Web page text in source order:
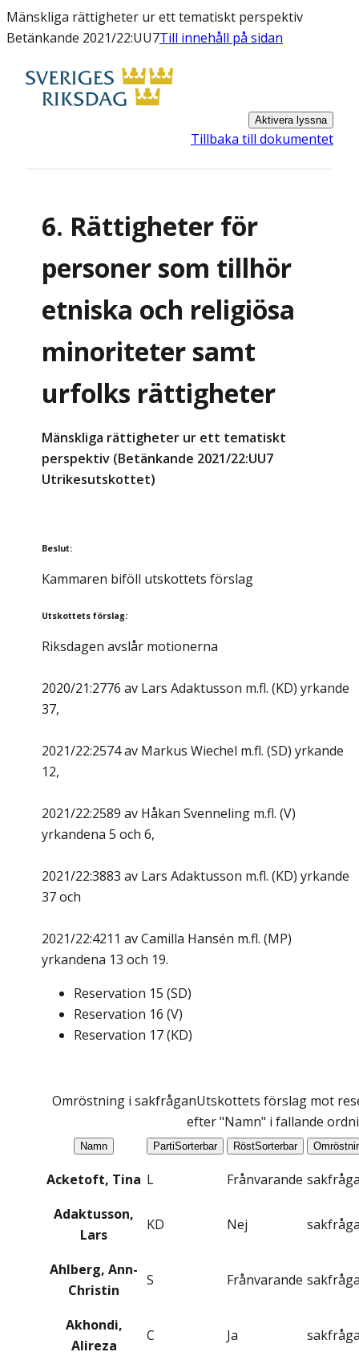
Mänskliga rättigheter ur ett tematiskt perspektiv
Betänkande 2021/22:UU7Till innehåll på sidan
Aktivera lyssna
Tillbaka till dokumentet
6. Rättigheter för
personer som tillhör
etniska och religiösa
minoriteter samt
urfolks rättigheter
Mänskliga rättigheter ur ett tematiskt
perspektiv (Betänkande 2021/22:UU7
Utrikesutskottet)
Beslut:
Kammaren biföll utskottets förslag
Utskottets förslag:
Riksdagen avslår motionerna
2020/21:2776 av Lars Adaktusson m.fl. (KD) yrkande
37,
2021/22:2574 av Markus Wiechel m.fl. (SD) yrkande
12,
2021/22:2589 av Håkan Svenneling m.fl. (V)
yrkandena 5 och 6,
2021/22:3883 av Lars Adaktusson m.fl. (KD) yrkande
37 och
2021/22:4211 av Camilla Hansén m.fl. (MP)
yrkandena 13 och 19.
Reservation 15 (SD)
Reservation 16 (V)
Reservation 17(KD)
Omröstning i sakfråganUtskottets förslag mot
efter "Namn" i fallande
Namn PartiSorterbar RöstSorterbar
Acketoft, Tina L Frånvarande
Adaktusson,
Lars
KD Nej
Ahlberg, Ann-
Christin
S Frånvarande
Akhondi,
Alireza
C Ja